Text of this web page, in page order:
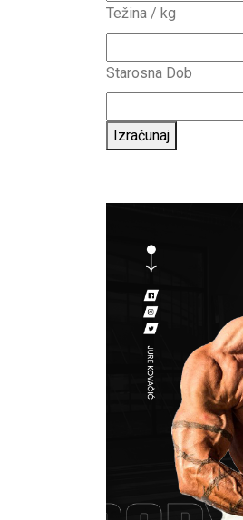
Težina / kg
Starosna Dob
Izračunaj